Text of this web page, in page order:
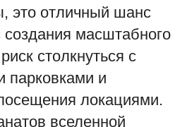
это отличный шанс
создания масштабного
столкнуться с
парковками и
локациями.
вселенной